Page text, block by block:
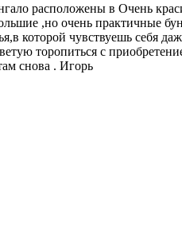
расположены в Очень
,но очень практичные
которой чувствуешь себя
торопиться с
снова . Игорь